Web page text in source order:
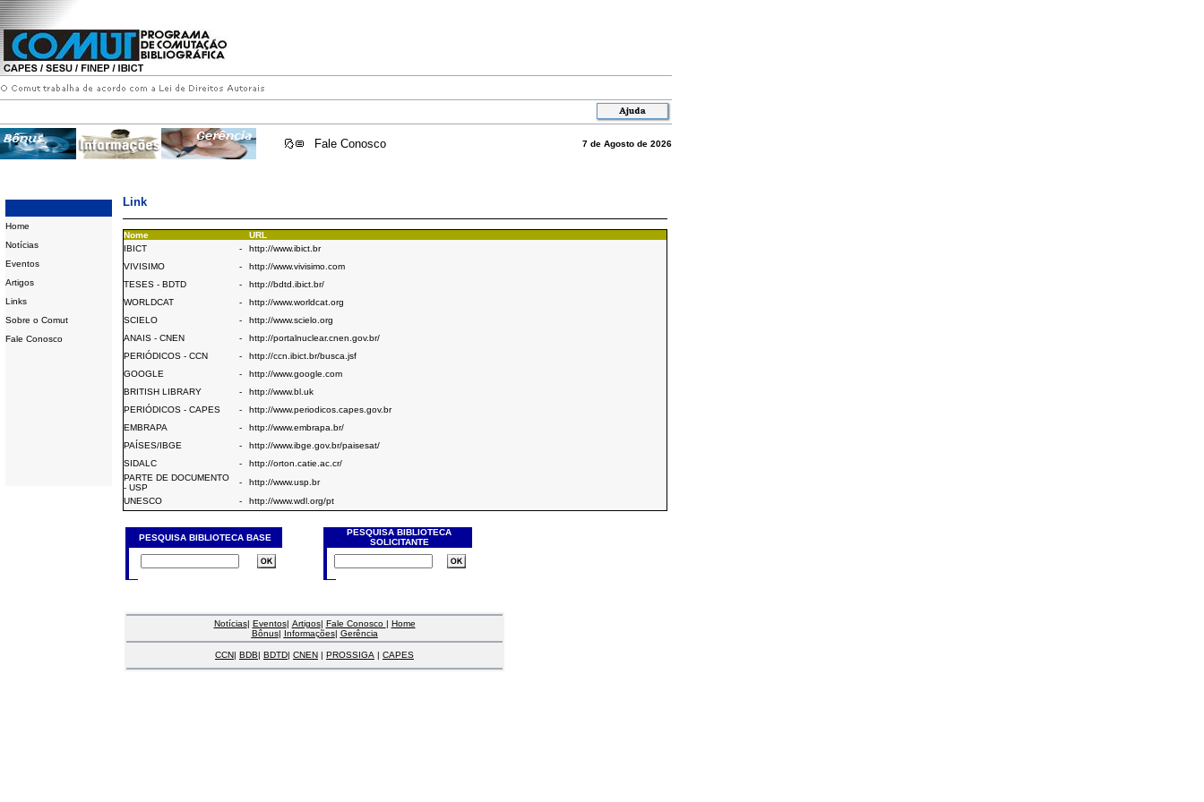
Fale Conosco 7 de Agosto de 2026
Home
Notícias
Eventos
Artigos
Links
Sobre o Comut
Fale Conosco
Link
Nome
URL
IBICT
-
http://www.ibict.br
VIVISIMO
-
http://www.vivisimo.com
TESES - BDTD
-
http://bdtd.ibict.br/
WORLDCAT
-
http://www.worldcat.org
SCIELO
-
http://www.scielo.org
ANAIS - CNEN
-
http://portalnuclear.cnen.gov.br/
PERIÓDICOS - CCN
-
http://ccn.ibict.br/busca.jsf
GOOGLE
-
http://www.google.com
BRITISH LIBRARY
-
http://www.bl.uk
PERIÓDICOS - CAPES
-
http://www.periodicos.capes.gov.br
EMBRAPA
-
http://www.embrapa.br/
PAÍSES/IBGE
-
http://www.ibge.gov.br/paisesat/
SIDALC
-
http://orton.catie.ac.cr/
PARTE DE DOCUMENTO
- USP
-
http://www.usp.br
UNESCO
- http://www.wdl.org/pt
PESQUISA BIBLIOTECA BASE
PESQUISA BIBLIOTECA
SOLICITANTE
Notícias| Eventos| Artigos| Fale Conosco | Home
Bônus| Informações| Gerência
CCN| BDB| BDTD| CNEN | PROSSIGA | CAPES